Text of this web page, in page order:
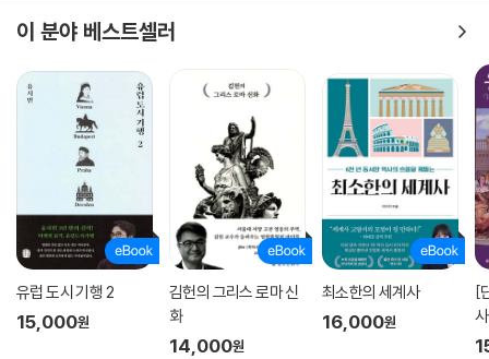
이 분야 베스트셀러
유럽 도시 기행 2
15,000원
김헌의 그리스 로마 신
화
14,000원
최소한의 세계사
16,000원
[
사